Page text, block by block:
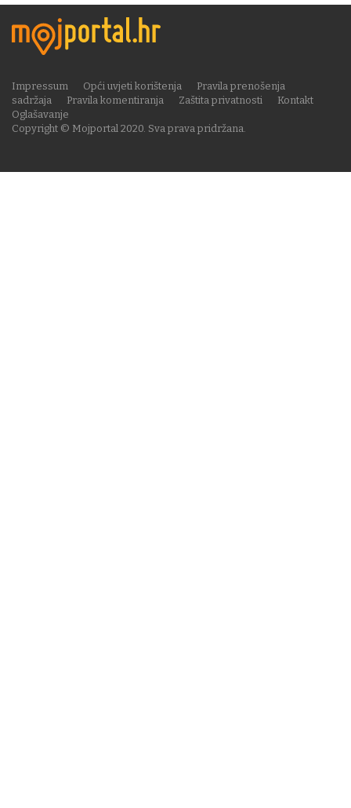
Copyright © Mojportal 2020. Sva prava pridržana.
Impressum Opći uvjeti korištenja
Pravila prenošenja
sadržaja
Pravila komentiranja Zaštita privatnosti
Kontakt
Oglašavanje